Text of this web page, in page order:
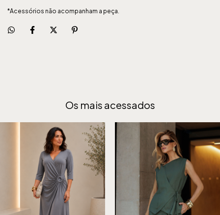
*Acessórios não acompanham a peça.
Os mais acessados